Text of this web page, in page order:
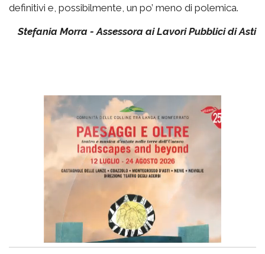
definitivi e, possibilmente, un po’ meno di polemica.
Stefania Morra - Assessora ai Lavori Pubblici di Asti